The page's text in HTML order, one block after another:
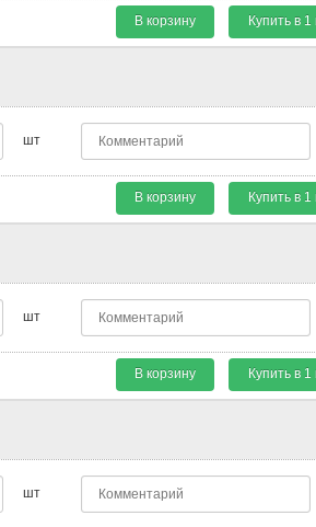
В корзину Купить в 1
шт
В корзину Купить в 1
шт
В корзину Купить в 1
шт